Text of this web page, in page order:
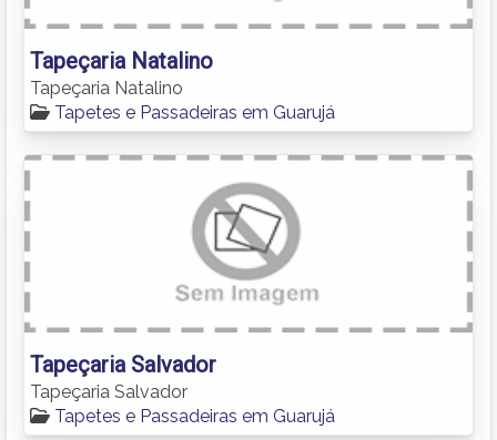
Tapeçaria Natalino
Tapeçaria Natalino
Tapetes e Passadeiras em Guarujá
Tapeçaria Salvador
Tapeçaria Salvador
Tapetes e Passadeiras em Guarujá